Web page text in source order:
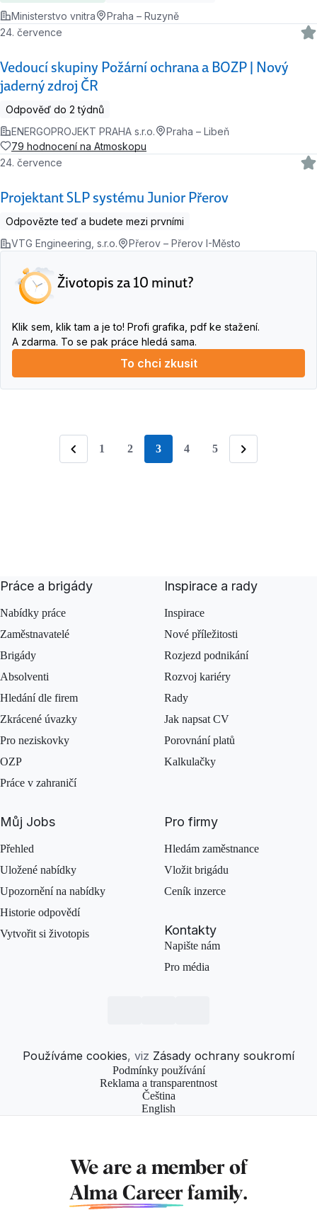
Ministerstvo vnitra Praha – Ruzyně
Vedoucí skupiny Požární ochrana a BOZP | Nový
jaderný zdroj ČR
24. července
Odpověď do 2 týdnů
ENERGOPROJEKT PRAHA s.r.o.
Praha – Libeň
79 hodnocení na Atmoskopu
Projektant SLP systému Junior Přerov
24. července
Odpovězte teď a budete mezi prvními
VTG Engineering, s.r.o.
Přerov – Přerov I-Město
Životopis za 10 minut?
Klik sem, klik tam a je to! Profi grafika, pdf ke stažení.
A zdarma. To se pak práce hledá sama.
To chci zkusit
Předchozí
1 2 stránka
3 4 5
Následující
Práce a brigády
Nabídky práce
Zaměstnavatelé
Brigády
Absolventi
Hledání dle firem
Zkrácené úvazky
Pro neziskovky
OZP
Práce v zahraničí
Inspirace a rady
Inspirace
Nové příležitosti
Rozjezd podnikání
Rozvoj kariéry
Rady
Jak napsat CV
Porovnání platů
Kalkulačky
Můj Jobs
Přehled
Uložené nabídky
Upozornění na nabídky
Historie odpovědí
Vytvořit si životopis
Pro firmy
Hledám zaměstnance
Vložit brigádu
Ceník inzerce
Kontakty
Napište nám
Pro média
Používáme cookies, viz Zásady ochrany soukromí
Podmínky používání
Reklama a transparentnost
Čeština
English
We are a member of
Alma Career family.